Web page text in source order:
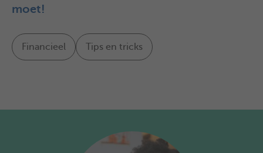
moet!
Financieel Tips en tricks